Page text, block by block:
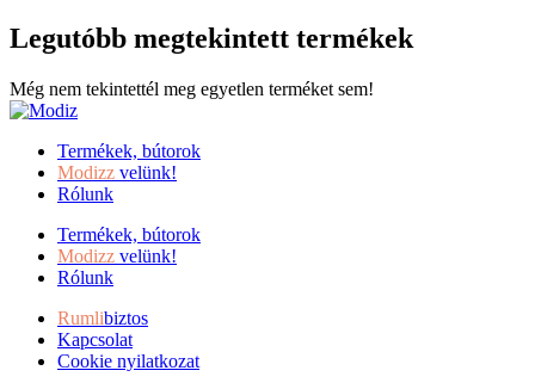
Legutóbb megtekintett termékek
Még nem tekintettél meg egyetlen terméket sem!
Termékek, bútorok
Modizz velünk!
Rólunk
Termékek, bútorok
Modizz velünk!
Rólunk
Rumlibiztos
Kapcsolat
Cookie nyilatkozat